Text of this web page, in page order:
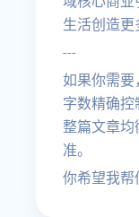
生活创造更
---
如果你需要
字数精确
整篇文章
准。
你希望我帮